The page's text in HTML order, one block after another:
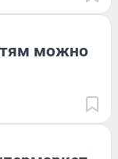
можно